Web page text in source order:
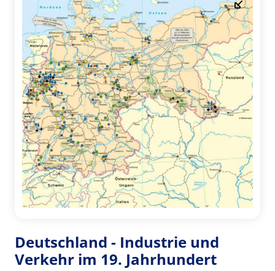
Deutschland - Industrie und
Verkehr im 19. Jahrhundert